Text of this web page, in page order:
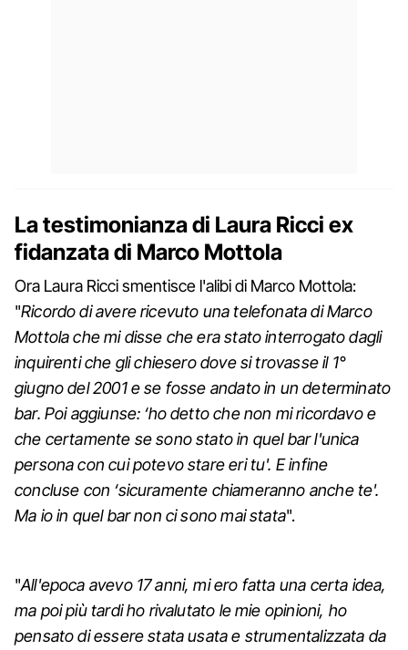
La testimonianza di Laura Ricci ex
fidanzata di Marco Mottola
Ora Laura Ricci smentisce l'alibi di Marco Mottola:
"Ricordo di avere ricevuto una telefonata di Marco
Mottola che mi disse che era stato interrogato dagli
inquirenti che gli chiesero dove si trovasse il 1°
giugno del 2001 e se fosse andato in un determinato
bar. Poi aggiunse: ‘ho detto che non mi ricordavo e
che certamente se sono stato in quel bar l'unica
persona con cui potevo stare eri tu'. E infine
concluse con ‘sicuramente chiameranno anche te'.
Ma io in quel bar non ci sono mai stata".
"All'epoca avevo 17 anni, mi ero fatta una certa idea,
ma poi più tardi ho rivalutato le mie opinioni, ho
pensato di essere stata usata e strumentalizzata da